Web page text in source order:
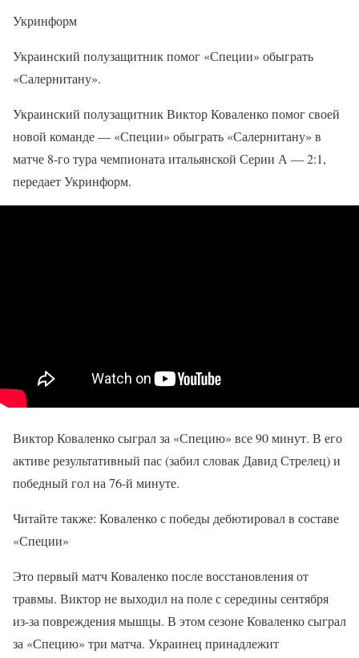
Укринформ
Украинский полузащитник помог «Специи» обыграть
«Салернитану».
Украинский полузащитник Виктор Коваленко помог своей
новой команде — «Специи» обыграть «Салернитану» в
матче 8-го тура чемпионата итальянской Серии А — 2:1,
передает Укринформ.
Виктор Коваленко сыграл за «Специю» все 90 минут. В его
активе результативный пас (забил словак Давид Стрелец) и
победный гол на 76-й минуте.
Читайте также: Коваленко с победы дебютировал в составе
«Специи»
Это первый матч Коваленко после восстановления от
травмы. Виктор не выходил на поле с середины сентября
из-за повреждения мышцы. В этом сезоне Коваленко сыграл
за «Специю» три матча. Украинец принадлежит